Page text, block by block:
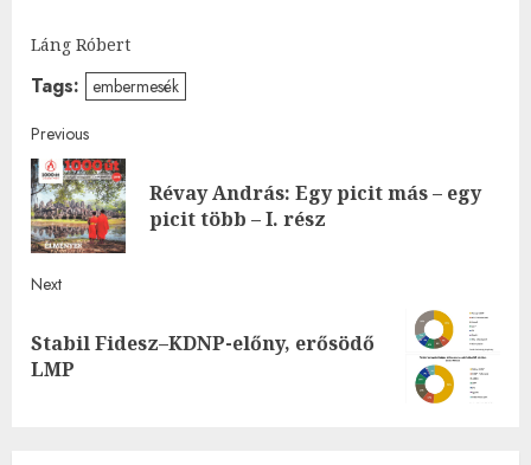
Láng Róbert
Tags: embermesék
Post
navigation
Previous
Révay András: Egy picit más – egy
picit több – I. rész
Next
Next
post:
Stabil Fidesz–KDNP-előny, erősödő
LMP